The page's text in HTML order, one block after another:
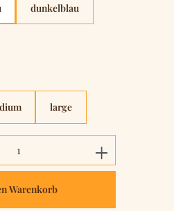
dunkelblau
large
Gib den
Warenkorb